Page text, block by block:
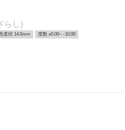
らし)
直径 14.0mm 度数 ±0.00~ -10.00